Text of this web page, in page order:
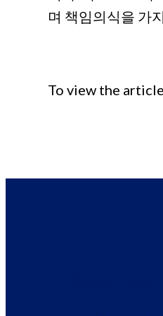
며 책임의식을 가
To view the